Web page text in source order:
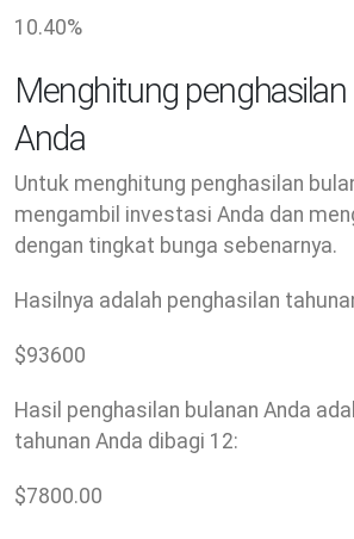
10.40%
Menghitung penghasilan
Anda
Untuk menghitung penghasilan
mengambil investasi Anda dan
dengan tingkat bunga sebenarnya.
Hasilnya adalah penghasilan
$93600
Hasil penghasilan bulanan Anda
tahunan Anda dibagi 12:
$7800.00